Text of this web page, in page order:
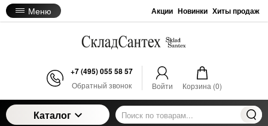
Меню Акции Новинки Хиты продаж
+7 (495) 055 58 57
Обратный звонок Войти Корзина (0)
Каталог